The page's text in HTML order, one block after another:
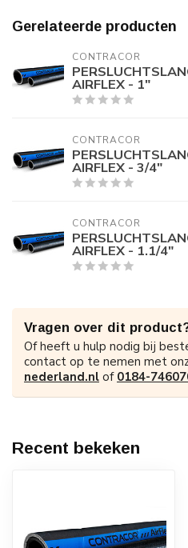
Gerelateerde producten
CONTRACOR
AIRFLEX - 1"
CONTRACOR
AIRFLEX - 3/4"
CONTRACOR
AIRFLEX - 1.1/4"
Vragen over dit
Of heeft u hulp nodig bij
contact op te nemen met
nederland.nl of 0184-
Recent bekeken